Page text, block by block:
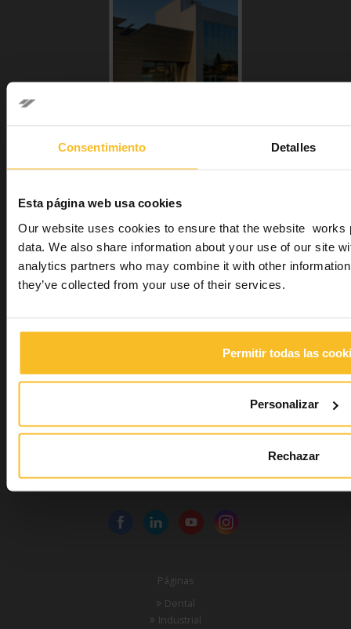
Consentimiento Detalles
Esta página web usa cookies
Our website uses cookies to ensure that the website
data. We also share information about your use of our site
analytics partners who may combine it with other
they’ve collected from your use of their services.
Permitir todas las
Personalizar
Rechazar
Zhermack SpA lleva 45 años entre los principales
productores y distribuidores internacionales
productos destinados a diversos sectores industriales y
Polesine (RO) – Italia.
Contacto
Fax: +39 0425 53596
Páginas
Dental
Industrial